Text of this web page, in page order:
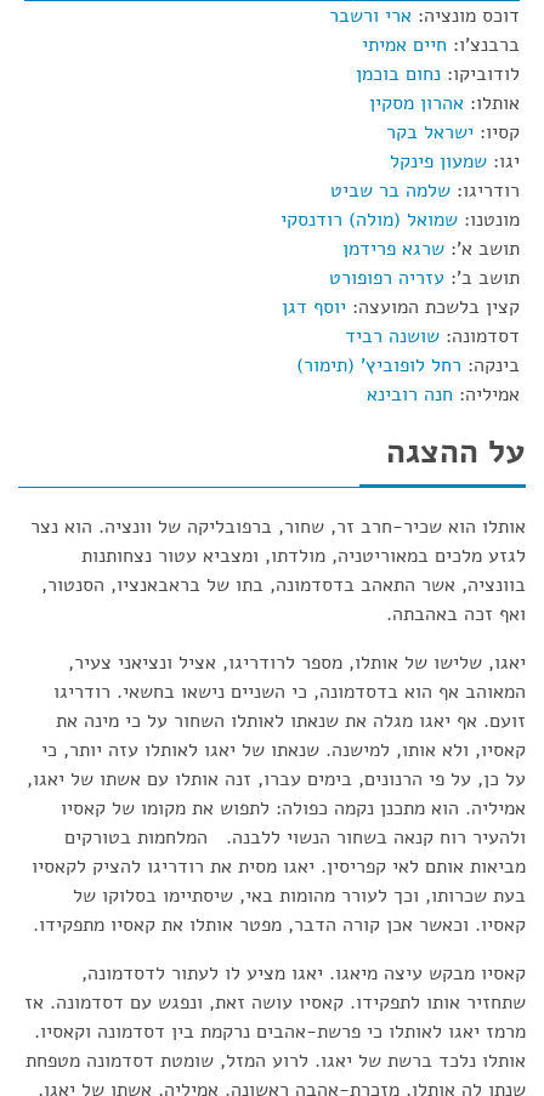
דוכס מונציה: ארי ורשבר
ברבנצ'ו: חיים אמיתי
לודוביקו: נחום בוכמן
אותלו: אהרון מסקין
קסיו: ישראל בקר
יגו: שמעון פינקל
רודריגו: שלמה בר שביט
מונטנו: שמואל (מולה) רודנסקי
תושב א': שרגא פרידמן
תושב ב': עזריה רפופורט
קצין בלשכת המועצה: יוסף דגן
דסדמונה: שושנה רביד
בינקה: רחל לופוביץ' (תימור)
אמיליה: חנה רובינא
על ההצגה
אותלו הוא שכיר-חרב זר, שחור, ברפובליקה של וונציה. הוא נצר
לגזע מלכים במאוריטניה, מולדתו, ומצביא עטור נצחותנות
בוונציה, אשר התאהב בדסדמונה, בתו של בראבאנציו, הסנטור,
ואף זכה באהבתה.
יאגו, שלישו של אותלו, מספר לרודריגו, אציל ונציאני צעיר,
המאוהב אף הוא בדסדמונה, כי השניים נישאו בחשאי. רודריגו
זועם. אף יאגו מגלה את שנאתו לאותלו השחור על כי מינה את
קאסיו, ולא אותו, למישנה. שנאתו של יאגו לאותלו עזה יותר, כי
על כן, על פי הרנונים, בימים עברו, זנה אותלו עם אשתו של יאגו,
אמיליה. הוא מתכנן נקמה כפולה: לתפוש את מקומו של קאסיו
ולהעיר רוח קנאה בשחור הנשוי ללבנה. המלחמות בטורקים
מביאות אותם לאי קפריסין. יאגו מסית את רודריגו להציק לקאסיו
בעת שכרותו, וכך לעורר מהומות באי, שיסתיימו בסלוקו של
קאסיו. וכאשר אכן קורה הדבר, מפטר אותלו את קאסיו מתפקידו.
קאסיו מבקש עיצה מיאגו. יאגו מציע לו לעתור לדסדמונה,
שתחזיר אותו לתפקידו. קאסיו עושה זאת, ונפגש עם דסדמונה. אז
מרמז יאגו לאותלו כי פרשת-אהבים נרקמת בין דסדמונה וקאסיו.
אותלו נלכד ברשת של יאגו. לרוע המזל, שומטת דסדמונה מטפחת
שנתן לה אותלו, מזכרת-אהבה ראשונה. אמיליה, אשתו של יאגו,